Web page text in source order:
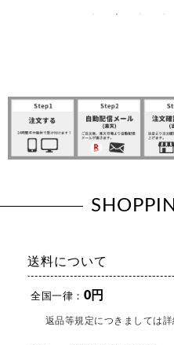
送料について
全国一律： 0円
返品等規定につきましては